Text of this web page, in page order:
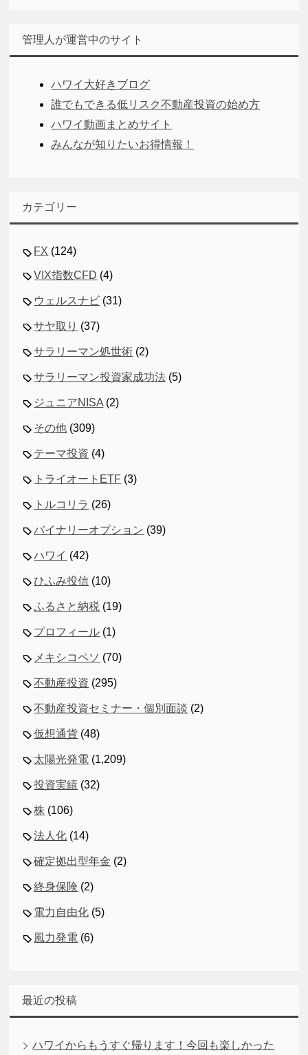
管理人が運営中のサイト
ハワイ大好きブログ
誰でもできる低リスク不動産投資の始め方
ハワイ動画まとめサイト
みんなが知りたいお得情報！
カテゴリー
FX (124)
VIX指数CFD (4)
ウェルスナビ (31)
サヤ取り (37)
サラリーマン処世術 (2)
サラリーマン投資家成功法 (5)
ジュニアNISA (2)
その他 (309)
テーマ投資 (4)
トライオートETF (3)
トルコリラ (26)
バイナリーオプション (39)
ハワイ (42)
ひふみ投信 (10)
ふるさと納税 (19)
プロフィール (1)
メキシコペソ (70)
不動産投資 (295)
不動産投資セミナー・個別面談 (2)
仮想通貨 (48)
太陽光発電 (1,209)
投資実績 (32)
株 (106)
法人化 (14)
確定拠出型年金 (2)
終身保険 (2)
電力自由化 (5)
風力発電 (6)
最近の投稿
ハワイからもうすぐ帰ります！今回も楽しかった